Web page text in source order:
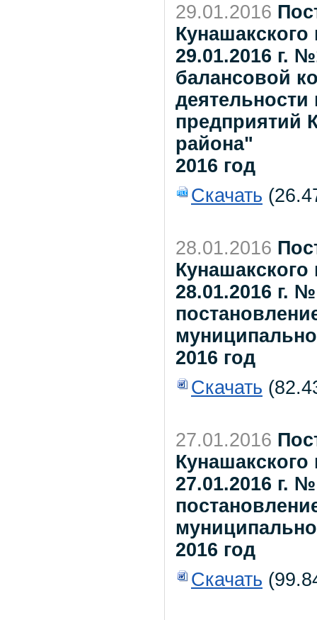
29.01.2016
29.01.2016 г.
балансовой
предприятий
района"
2016 год
Скачать
28.01.2016
28.01.2016 г.
2016 год
Скачать
27.01.2016
27.01.2016 г.
2016 год
Скачать